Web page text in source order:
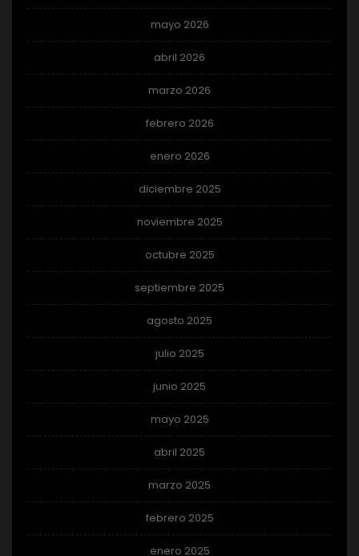
mayo 2026
abril 2026
marzo 2026
febrero 2026
enero 2026
diciembre 2025
noviembre 2025
octubre 2025
septiembre 2025
agosto 2025
julio 2025
junio 2025
mayo 2025
abril 2025
marzo 2025
febrero 2025
enero 2025